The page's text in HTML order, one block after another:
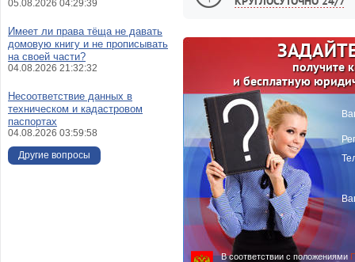
получите
и бесплатную
В соответствии с положениями
05.08.2026 04:29:39
Имеет ли права тёща не давать
домовую книгу и не прописывать
на своей части?
04.08.2026 21:32:32
Несоответствие данных в
техническом и кадастровом
паспортах
04.08.2026 03:59:58
Другие вопросы